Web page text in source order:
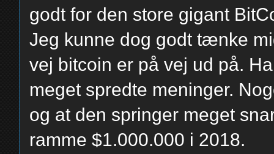
godt for den store gigant
Jeg kunne dog godt tænke
vej bitcoin er på vej ud på.
meget spredte meninger.
og at den springer meget
ramme $1.000.000 i 2018.